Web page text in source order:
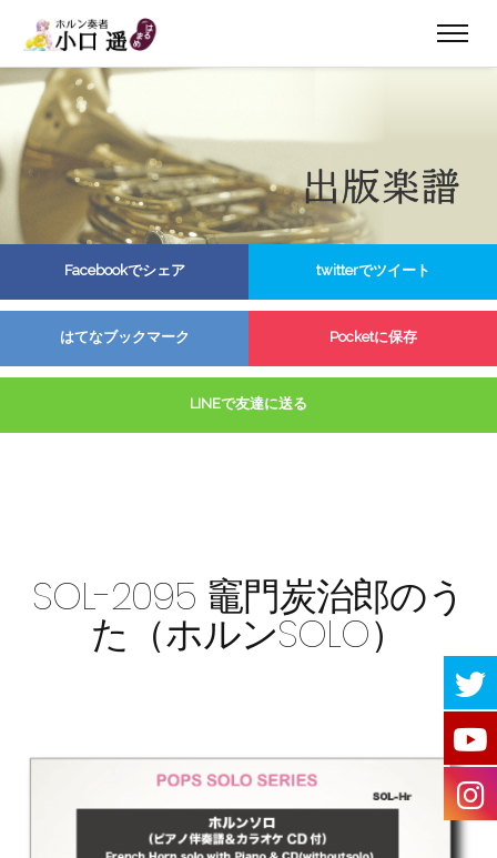
Facebookでシェア twitterでツイート
はてなブックマーク Pocketに保存
LINEで友達に送る
SOL-2095 竈門炭治郎のう
た（ホルンSOLO）